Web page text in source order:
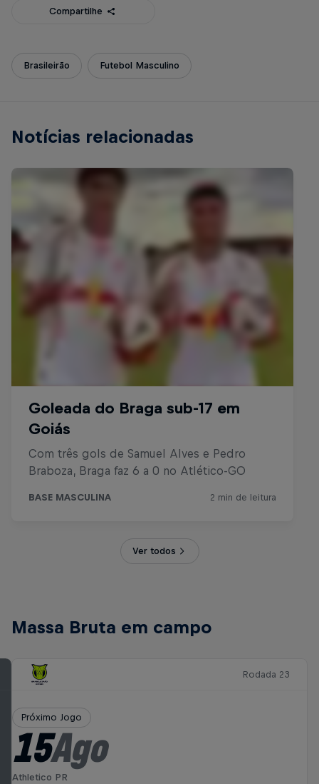
Compartilhe
Brasileirão Futebol Masculino
Notícias relacionadas
Ver todos
Massa Bruta em campo
Rodada 23
Próximo Jogo
15Ago
Athletico PR